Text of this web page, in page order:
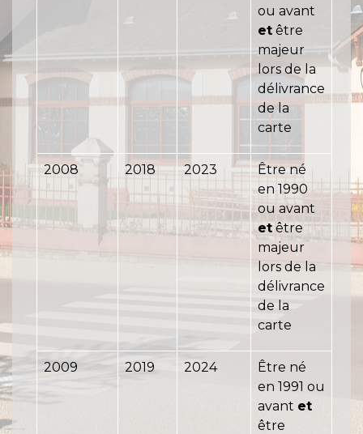
ou avant
et être
majeur
lors de la
délivrance
de la
carte
2008 2018 2023
Être né
en 1990
ou avant
et être
majeur
lors de la
délivrance
de la
carte
2009 2019 2024
Être né
en 1991 ou
avant et
être